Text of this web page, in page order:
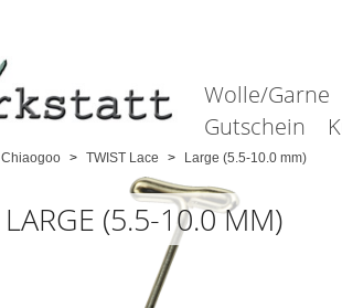
Wolle/Garne
Gutschein
Chiaogoo TWIST Lace Large (5.5-10.0 mm)
LARGE (5.5-10.0 MM)